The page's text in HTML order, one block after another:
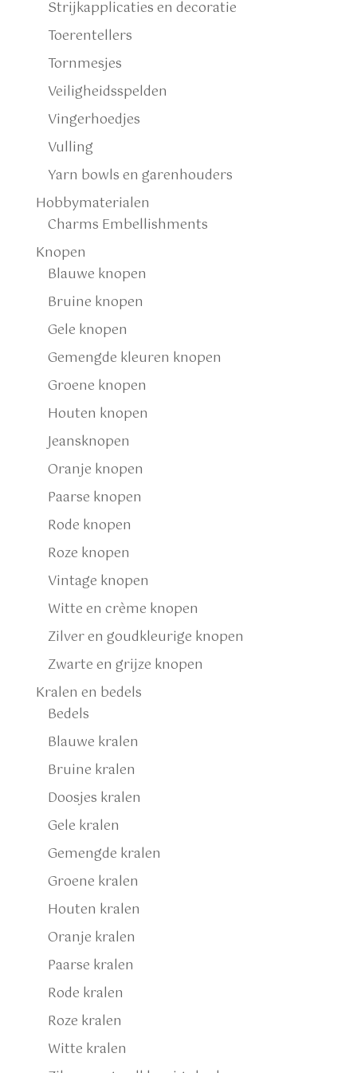
Strijkapplicaties en decoratie
Toerentellers
Tornmesjes
Veiligheidsspelden
Vingerhoedjes
Vulling
Yarn bowls en garenhouders
Hobbymaterialen
Charms Embellishments
Knopen
Blauwe knopen
Bruine knopen
Gele knopen
Gemengde kleuren knopen
Groene knopen
Houten knopen
Jeansknopen
Oranje knopen
Paarse knopen
Rode knopen
Roze knopen
Vintage knopen
Witte en crème knopen
Zilver en goudkleurige knopen
Zwarte en grijze knopen
Kralen en bedels
Bedels
Blauwe kralen
Bruine kralen
Doosjes kralen
Gele kralen
Gemengde kralen
Groene kralen
Houten kralen
Oranje kralen
Paarse kralen
Rode kralen
Roze kralen
Witte kralen